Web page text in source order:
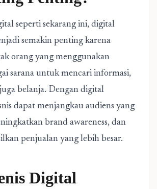
seperti sekarang ini, digital
semakin penting karena
orang yang menggunakan
sarana untuk mencari informasi,
belanja. Dengan digital
dapat menjangkau audiens yang
brand awareness, dan
penjualan yang lebih besar.
Digital